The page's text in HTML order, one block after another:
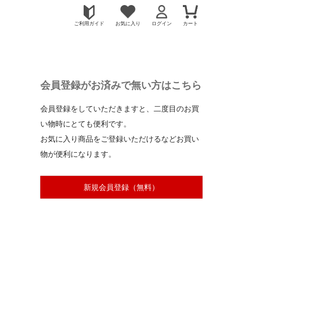
ご利用ガイド お気に入り ログイン カート
会員登録がお済みで無い方はこちら
会員登録をしていただきますと、二度目のお買
い物時にとても便利です。
お気に入り商品をご登録いただけるなどお買い
物が便利になります。
新規会員登録（無料）